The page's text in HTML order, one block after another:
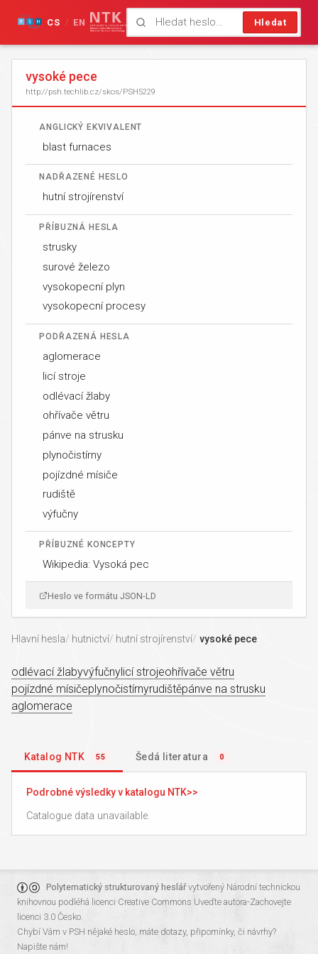
Hledat
CS / EN
vysoké pece
http://psh.techlib.cz/skos/PSH5229
ANGLICKÝ EKVIVALENT
blast furnaces
NADŘAZENÉ HESLO
hutní strojírenství
PŘÍBUZNÁ HESLA
strusky
surové železo
vysokopecní plyn
vysokopecní procesy
PODŘAZENÁ HESLA
aglomerace
licí stroje
odlévací žlaby
ohřívače větru
pánve na strusku
plynočistírny
pojízdné mísiče
rudiště
výfučny
PŘÍBUZNÉ KONCEPTY
Wikipedia: Vysoká pec
Heslo ve formátu JSON-LD
Hlavní hesla hutnictví hutní strojírenství vysoké pece
odlévací žlabyvýfučnylicí strojeohřívače větru
pojízdné mísičeplynočistírnyrudištěpánve na strusku
aglomerace
Katalog NTK 55 Šedá literatura 0
Podrobné výsledky v katalogu NTK
Catalogue data unavailable.
Polytematický strukturovaný heslářvytvořený Národní technickou
knihovnou podléhá licenci Creative Commons Uveďte autora-Zachovejte
licenci 3.0 Česko.
Chybí Vám v PSH nějaké heslo, máte dotazy, připomínky, či návrhy?
Napište nám!